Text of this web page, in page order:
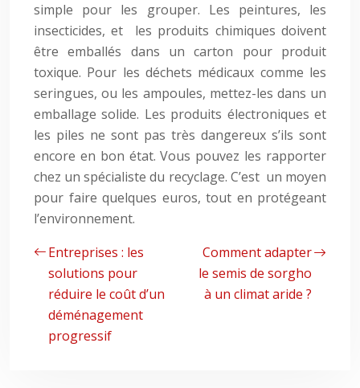
simple pour les grouper. Les peintures, les
insecticides, et les produits chimiques doivent
être emballés dans un carton pour produit
toxique. Pour les déchets médicaux comme les
seringues, ou les ampoules, mettez-les dans un
emballage solide. Les produits électroniques et
les piles ne sont pas très dangereux s’ils sont
encore en bon état. Vous pouvez les rapporter
chez un spécialiste du recyclage. C’est un moyen
pour faire quelques euros, tout en protégeant
l’environnement.
Entreprises : les
solutions pour
réduire le coût d’un
déménagement
progressif
Comment adapter
le semis de sorgho
à un climat aride ?